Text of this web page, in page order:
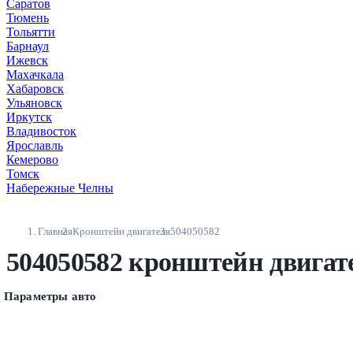
Саратов
Тюмень
Тольятти
Барнаул
Ижевск
Махачкала
Хабаровск
Ульяновск
Иркутск
Владивосток
Ярославль
Кемерово
Томск
Набережные Челны
ГлавнаяКронштейн двигателя504050582
504050582 кронштейн
Параметры авто